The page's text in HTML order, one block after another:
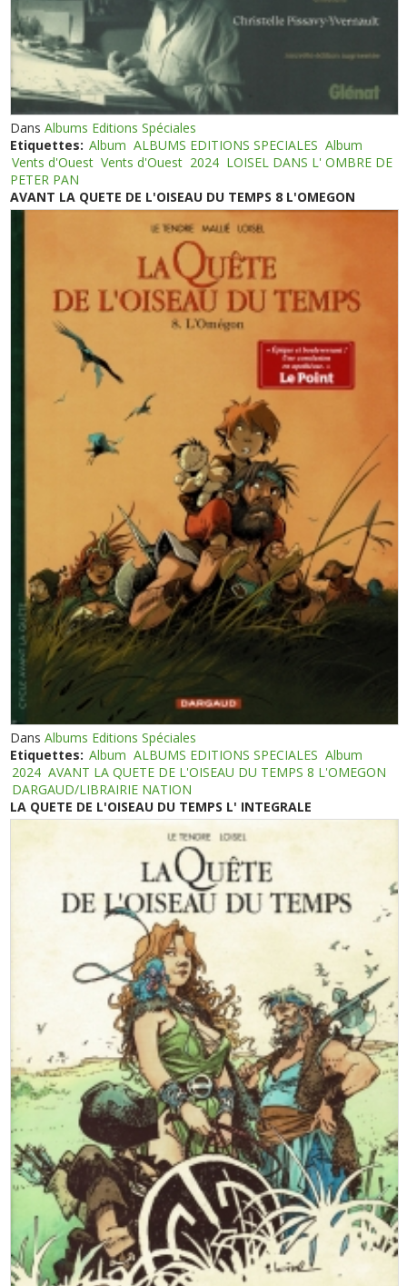
DansAlbums Editions Spéciales
Etiquettes: Album ALBUMS EDITIONS SPECIALES Album
Vents d'Ouest Vents d'Ouest 2024 LOISEL DANS L' OMBRE DE
PETER PAN
AVANT LA QUETE DE L'OISEAU DU TEMPS 8 L'OMEGON
DansAlbums Editions Spéciales
Etiquettes: Album ALBUMS EDITIONS SPECIALES Album
2024 AVANT LA QUETE DE L'OISEAU DU TEMPS 8 L'OMEGON
DARGAUD/LIBRAIRIE NATION
LA QUETE DE L'OISEAU DU TEMPS L' INTEGRALE